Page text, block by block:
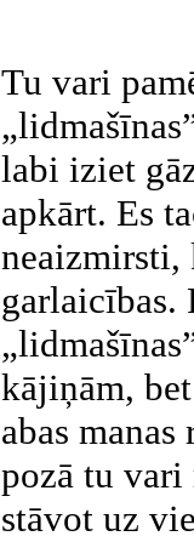
Tu vari
labi iziet
apkārt. Es
neaizmirsti,
garlaicības.
kājiņām,
abas
pozā tu
stāvot uz